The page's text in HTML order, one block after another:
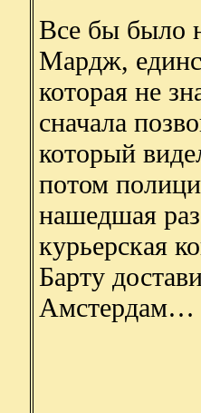
Все бы было
Мардж,
которая не
сначала
который
потом
нашедшая
курьерская
Барту
Амстердам…